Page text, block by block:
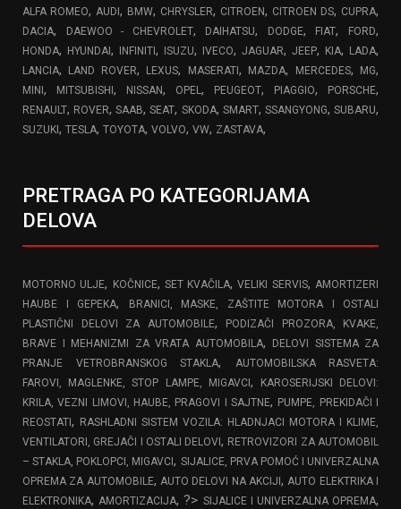
ALFA ROMEO, AUDI , BMW, CHRYSLER, CITROEN, CITROEN DS, CUPRA,
DACIA, DAEWOO - CHEVROLET, DAIHATSU, DODGE, FIAT, FORD,
HONDA, HYUNDAI , INFINITI , ISUZU, IVECO, JAGUAR, JEEP, KIA, LADA,
LANCIA, LAND ROVER, LEXUS, MASERATI , MAZDA, MERCEDES, MG,
MINI , MITSUBISHI , NISSAN, OPEL, PEUGEOT, PIAGGIO, PORSCHE,
RENAULT, ROVER,SAAB,SEAT, SKODA, SMART, SSANGYONG,SUBARU,
SUZUKI , TESLA, TOYOTA, VOLVO, VW, ZASTAVA,
PRETRAGA PO KATEGORIJAMA
DELOVA
MOTORNO ULJE, KOČNICE, SET KVAČILA,VELIKI SERVIS,AMORTIZERI
HAUBE I GEPEKA,
BRANICI, MASKE, ZAŠTITE MOTORA I OSTALI
PLASTIČNI DELOVI ZA AUTOMOBILE,
PODIZAČI PROZORA, KVAKE,
BRAVE I MEHANIZMI ZA VRATA AUTOMOBILA,
DELOVI SISTEMA ZA
PRANJE VETROBRANSKOG STAKLA,
AUTOMOBILSKA RASVETA:
FAROVI, MAGLENKE, STOP LAMPE, MIGAVCI ,
KAROSERIJSKI DELOVI:
KRILA, VEZNI LIMOVI, HAUBE, PRAGOVI I SAJTNE, PUMPE, PREKIDAČI I
REOSTATI ,
RASHLADNI SISTEM VOZILA: HLADNJACI MOTORA I KLIME,
VENTILATORI, GREJAČI I OSTALI DELOVI, RETROVIZORI ZA AUTOMOBIL
– STAKLA, POKLOPCI, MIGAVCI, SIJALICE, PRVA POMOĆ I UNIVERZALNA
OPREMA ZA AUTOMOBILE,AUTO DELOVI NA AKCIJI,AUTO ELEKTRIKA I
ELEKTRONIKA,AMORTIZACIJA, ?> SIJALICE I UNIVERZALNA OPREMA,